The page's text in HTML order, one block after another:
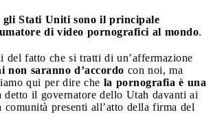
gli Stati Uniti sono il principale
di video pornografici al mondo.
del fatto che si tratti di un’affermazione
non saranno d’accordo con noi, ma
qui per dire che la pornografia è una
detto il governatore dello Utah davanti ai
comunità presenti all’atto della firma del